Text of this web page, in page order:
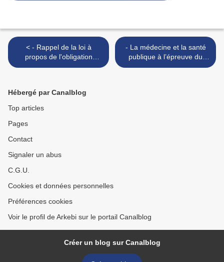
< - Rappel de la loi à
propos de l'obligation
vaccinale
- La médecine et la santé
publique à l’épreuve du
covid, de la pure politique
Hébergé par Canalblog
Top articles
Pages
Contact
Signaler un abus
C.G.U.
Cookies et données personnelles
Préférences cookies
Voir le profil de Arkebi sur le portail Canalblog
Créer un blog sur Canalblog